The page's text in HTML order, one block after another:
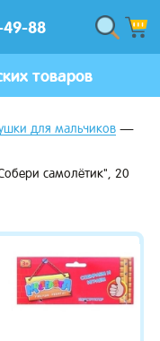
49-88
товаров
для мальчиков
самолётик", 20